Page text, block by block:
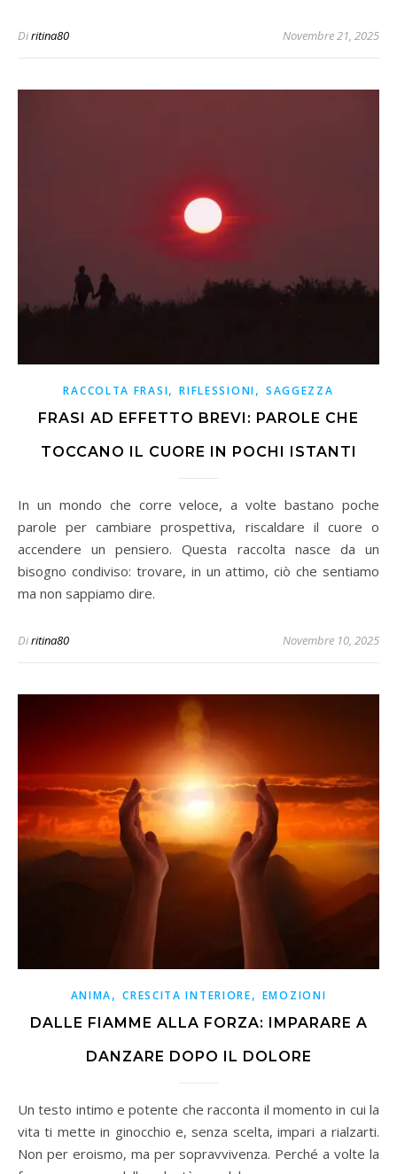
Diritina80 Novembre 21, 2025
RACCOLTA FRASI,RIFLESSIONI, SAGGEZZA
FRASI AD EFFETTO BREVI: PAROLE CHE
TOCCANO IL CUORE IN POCHI ISTANTI
In un mondo che corre veloce, a volte bastano poche
parole per cambiare prospettiva, riscaldare il cuore o
accendere un pensiero. Questa raccolta nasce da un
bisogno condiviso: trovare, in un attimo, ciò che sentiamo
ma non sappiamo dire.
Diritina80 Novembre 10, 2025
ANIMA,CRESCITA INTERIORE, EMOZIONI
DALLE FIAMME ALLA FORZA: IMPARARE A
DANZARE DOPO IL DOLORE
Un testo intimo e potente che racconta il momento in cui la
vita ti mette in ginocchio e, senza scelta, impari a rialzarti.
Non per eroismo, ma per sopravvivenza. Perché a volte la